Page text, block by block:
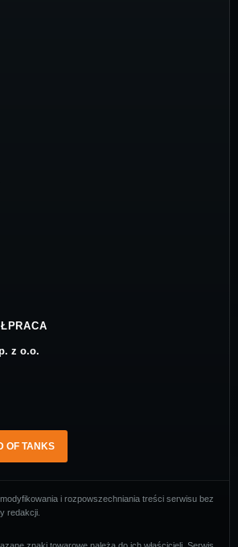
z o.o.
OF TANKS
i rozpowszechniania treści serwisu bez
redakcji.